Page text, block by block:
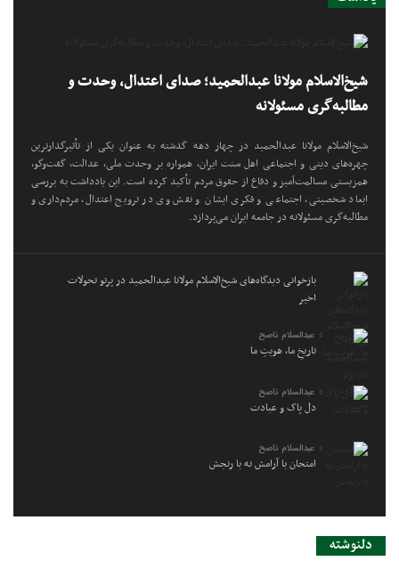
شیخ‌الاسلام مولانا عبدالحمید؛ صدای اعتدال، وحدت و
مطالبه‌گری مسئولانه
شیخ‌الاسلام مولانا عبدالحمید در چهار دهه گذشته به عنوان یکی از تأثیرگذارترین
چهره‌های دینی و اجتماعی اهل سنت ایران، همواره بر وحدت ملی، عدالت، گفت‌وگو،
همزیستی مسالمت‌آمیز و دفاع از حقوق مردم تأکید کرده است. این یادداشت به بررسی
ابعاد شخصیتی، اجتماعی و فکری ایشان و نقش وی در ترویج اعتدال، مردم‌داری و
مطالبه‌گری مسئولانه در جامعه ایران می‌پردازد.
بازخوانی دیدگاه‌های شیخ‌الاسلام مولانا عبدالحمید در پرتو تحولات
اخیر
عبدالسلام ناصح
تاریخِ ما، هویتِ ما
عبدالسلام ناصح
دل پاک و عبادت
عبدالسلام ناصح
امتحان با آرامش نه با رنجش
دلنوشته